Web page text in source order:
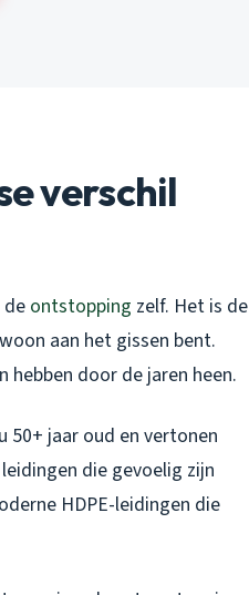
verschil
ontstopping zelf. Het is de
aan het gissen bent.
hebben door de jaren heen.
50+ jaar oud en vertonen
die gevoelig zijn
HDPE-leidingen die